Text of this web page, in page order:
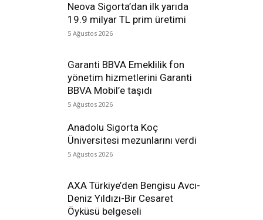
Neova Sigorta’dan ilk yarıda
19.9 milyar TL prim üretimi
5 Ağustos 2026
Garanti BBVA Emeklilik fon
yönetim hizmetlerini Garanti
BBVA Mobil’e taşıdı
5 Ağustos 2026
Anadolu Sigorta Koç
Üniversitesi mezunlarını verdi
5 Ağustos 2026
AXA Türkiye’den Bengisu Avcı-
Deniz Yıldızı-Bir Cesaret
Öyküsü belgeseli